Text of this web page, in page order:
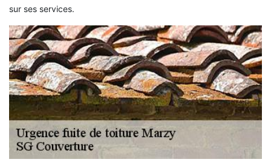
sur ses services.